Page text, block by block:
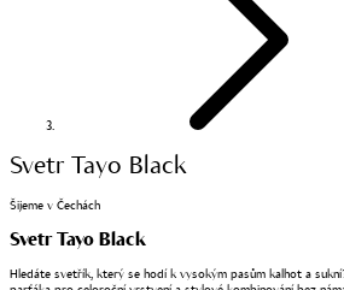
Svetr Tayo Black
Šijeme v Čechách
Svetr Tayo Black
Hledáte svetřík, který se hodí k vysokým pasům kalhot a